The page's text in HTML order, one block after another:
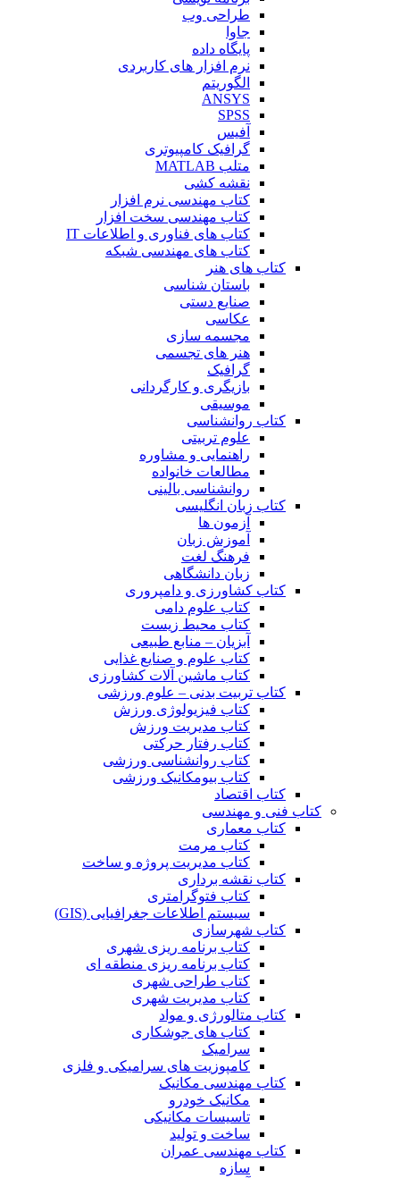
طراحی وب
جاوا
پایگاه داده
نرم افزار های کاربردی
الگوریتم
ANSYS
SPSS
آفیس
گرافیک کامپیوتری
متلب MATLAB
نقشه کشی
کتاب مهندسی نرم افزار
کتاب مهندسی سخت افزار
کتاب های فناوری و اطلاعات IT
کتاب های مهندسی شبکه
کتاب های هنر
باستان شناسی
صنایع دستی
عکاسی
مجسمه سازی
هنر های تجسمی
گرافیک
بازیگری و کارگردانی
موسیقی
کتاب روانشناسی
علوم تربیتی
راهنمایی و مشاوره
مطالعات خانواده
روانشناسی بالینی
کتاب زبان انگلیسی
آزمون ها
آموزش زبان
فرهنگ لغت
زبان دانشگاهی
کتاب کشاورزی و دامپروری
کتاب علوم دامی
کتاب محیط زیست
آبزیان – منابع طبیعی
کتاب علوم و صنایع غذایی
کتاب ماشین آلات کشاورزی
کتاب تربیت بدنی – علوم ورزشی
کتاب فیزیولوژی ورزش
کتاب مدیریت ورزش
کتاب رفتار حرکتی
کتاب روانشناسی ورزشی
کتاب بیومکانیک ورزشی
کتاب اقتصاد
کتاب فنی و مهندسی
کتاب معماری
کتاب مرمت
کتاب مدیریت پروژه و ساخت
کتاب نقشه برداری
کتاب فتوگرامتری
سیستم اطلاعات جغرافیایی (GIS)
کتاب شهرسازی
کتاب برنامه ریزی شهری
کتاب برنامه ریزی منطقه ای
کتاب طراحی شهری
کتاب مدیریت شهری
کتاب متالورژی و مواد
کتاب های جوشکاری
سرامیک
کامپوزیت های سرامیکی و فلزی
کتاب مهندسی مکانیک
مکانیک خودرو
تاسیسات مکانیکی
ساخت و تولید
کتاب مهندسی عمران
سازه